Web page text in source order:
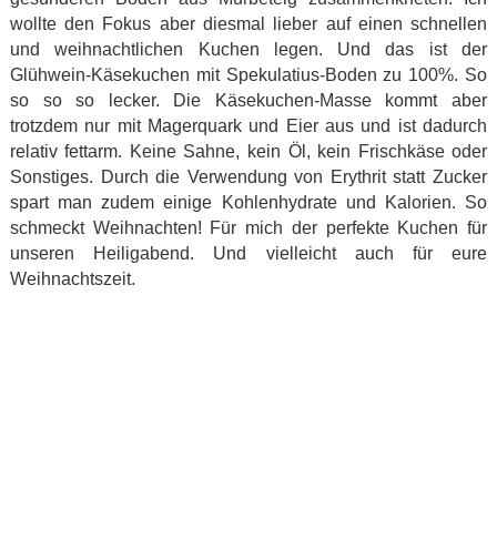
wollte den Fokus aber diesmal lieber auf einen schnellen
und weihnachtlichen Kuchen legen. Und das ist der
Glühwein-Käsekuchen mit Spekulatius-Boden zu 100%. So
so so so lecker. Die Käsekuchen-Masse kommt aber
trotzdem nur mit Magerquark und Eier aus und ist dadurch
relativ fettarm. Keine Sahne, kein Öl, kein Frischkäse oder
Sonstiges. Durch die Verwendung von Erythrit statt Zucker
spart man zudem einige Kohlenhydrate und Kalorien. So
schmeckt Weihnachten! Für mich der perfekte Kuchen für
unseren Heiligabend. Und vielleicht auch für eure
Weihnachtszeit.